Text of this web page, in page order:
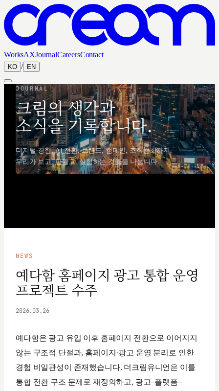
WorksAXJournalCareersContact
KO / EN
JOURNAL
크림의 생각과
소식을 기록합니다.
디지털 경험, AI 전환, 브랜드, 캠페인, 조직문화까지,
우리가 보고, 만들고, 실험하는 것들을 나눕니다.
NEWS
예다함 홈페이지 광고 통합 운영
프로젝트 수주
2026.03.26
예다함은 광고 유입 이후 홈페이지 전환으로 이어지지
않는 구조적 단절과, 홈페이지·광고 운영 분리로 인한
경험 비일관성이 존재했습니다. 더크림유니언은 이를
통합 전환 구조 문제로 재정의하고, 광고–플랫폼–